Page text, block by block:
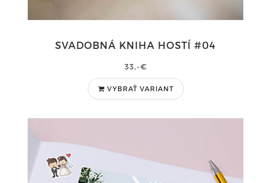
SVADOBNÁ KNIHA HOSTÍ #04
33,-€
VYBRAŤ VARIANT